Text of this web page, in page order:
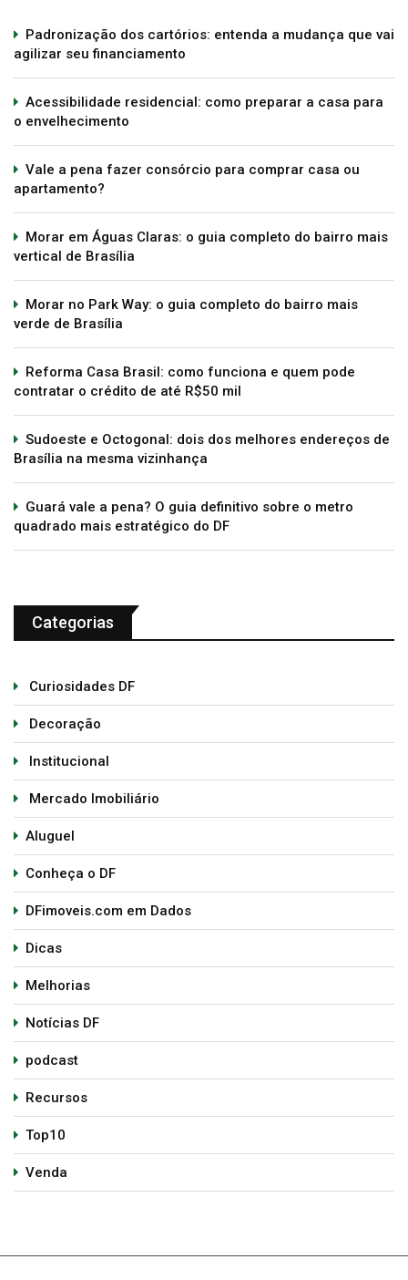
Padronização dos cartórios: entenda a mudança que vai
agilizar seu financiamento
Acessibilidade residencial: como preparar a casa para
o envelhecimento
Vale a pena fazer consórcio para comprar casa ou
apartamento?
Morar em Águas Claras: o guia completo do bairro mais
vertical de Brasília
Morar no Park Way: o guia completo do bairro mais
verde de Brasília
Reforma Casa Brasil: como funciona e quem pode
contratar o crédito de até R$50 mil
Sudoeste e Octogonal: dois dos melhores endereços de
Brasília na mesma vizinhança
Guará vale a pena? O guia definitivo sobre o metro
quadrado mais estratégico do DF
Categorias
Curiosidades DF
Decoração
Institucional
Mercado Imobiliário
Aluguel
Conheça o DF
DFimoveis.com em Dados
Dicas
Melhorias
Notícias DF
podcast
Recursos
Top10
Venda